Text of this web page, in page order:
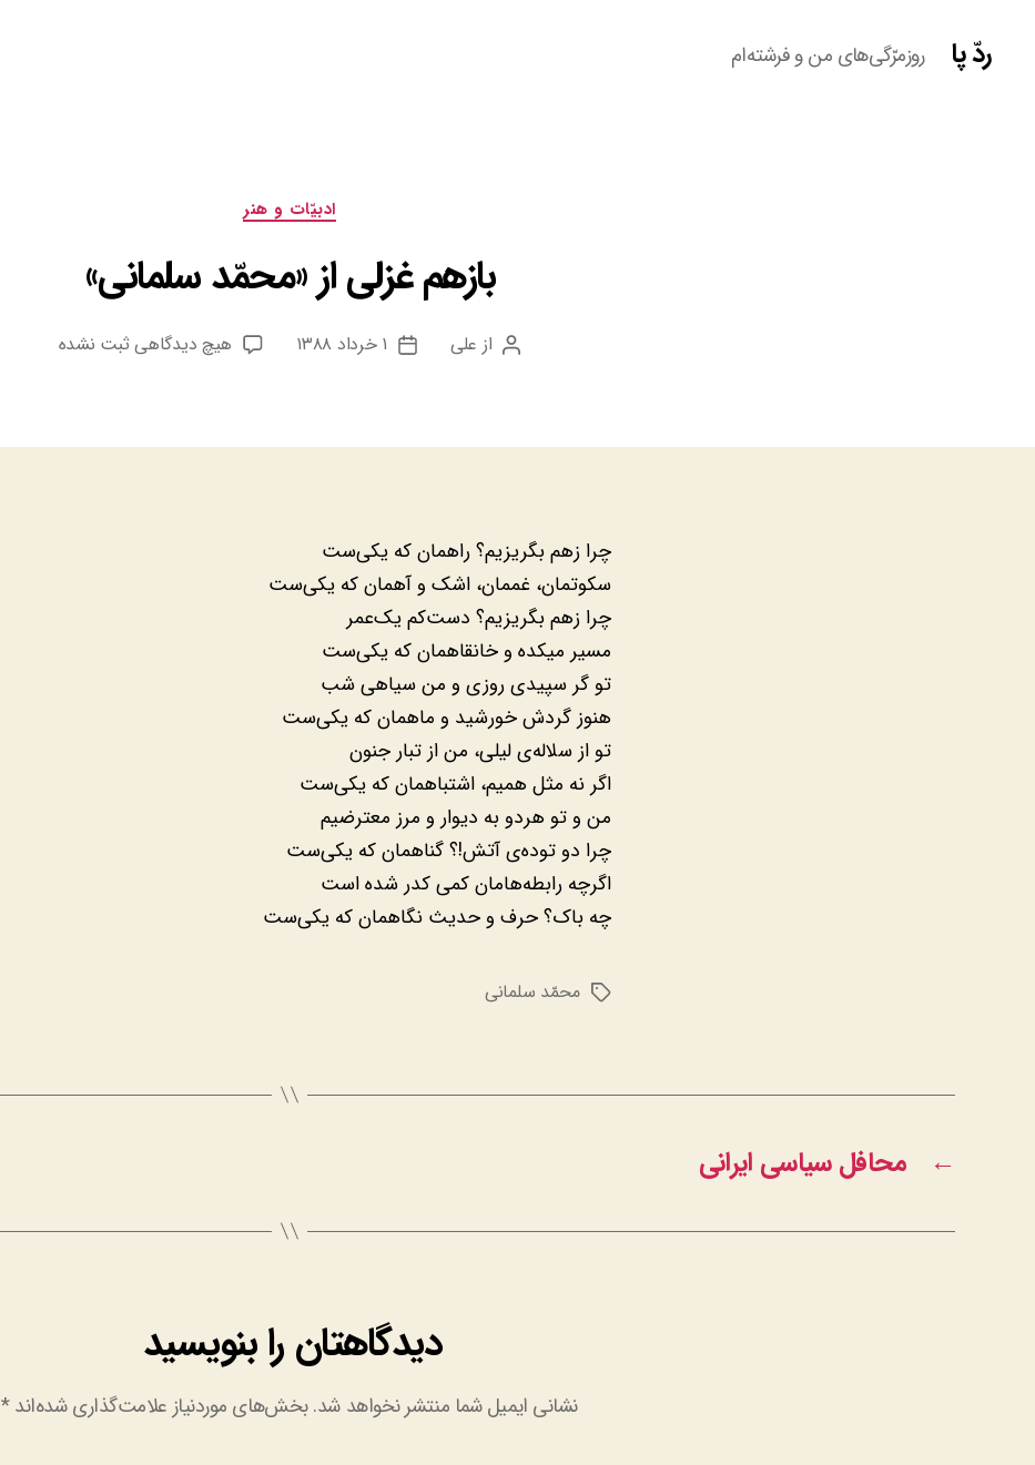
ردّ پا روزمرّگی‌های من و فرشته‌ام
دسته‌ها
ادبيّات و هنر
بازهم غزلی از «محمّد سلمانی»
نویسنده
از علی
تاریخ
۱ خرداد ۱۳۸۸ هیچ دیدگاهیبرای
«محمّد
ثبت نشده
چرا زهم بگریزیم؟ راهمان که یکی‌ست
سکوتمان، غممان، اشک و آهمان که یکی‌ست
چرا زهم بگریزیم؟ دست‌کم یک‌عمر
مسیر میکده و خانقاهمان که یکی‌ست
تو گر سپیدی روزی و من سیاهی شب
هنوز گردش خورشید و ماهمان که یکی‌ست
تو از سلاله‌ی لیلی، من از تبار جنون
اگر نه مثل همیم، اشتباهمان که یکی‌ست
من و تو هردو به دیوار و مرز معترضیم
چرا دو توده‌ی آتش!؟ گناهمان که یکی‌ست
اگرچه رابطه‌هامان کمی کدر شده است
چه باک؟ حرف و حدیث نگاهمان که یکی‌ست
برچسب‌ها
محمّد سلمانی
← محافل سیاسی ایرانی
دیدگاهتان را بنویسید
نشانی ایمیل شما منتشر نخواهد شد.بخش‌های موردنیاز علامت‌گذاری شده‌اند*